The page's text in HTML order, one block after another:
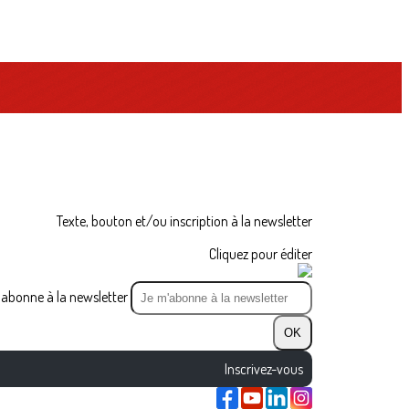
Texte, bouton et/ou inscription à la newsletter
Cliquez pour éditer
à la newsletter
OK
Inscrivez-vous